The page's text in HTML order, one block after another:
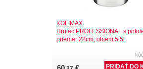
KOLIMAX
Hrniec PROFESSIONAL s
priemer 22cm, objem 5.5l